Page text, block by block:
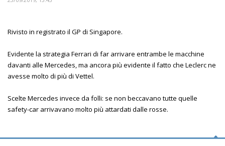
Rivisto in registrato il GP di Singapore.
Evidente la strategia Ferrari di far arrivare entrambe le macchine
davanti alle Mercedes, ma ancora più evidente il fatto che Leclerc ne
avesse molto di più di Vettel.
Scelte Mercedes invece da folli: se non beccavano tutte quelle
safety-car arrivavano molto più attardati dalle rosse.